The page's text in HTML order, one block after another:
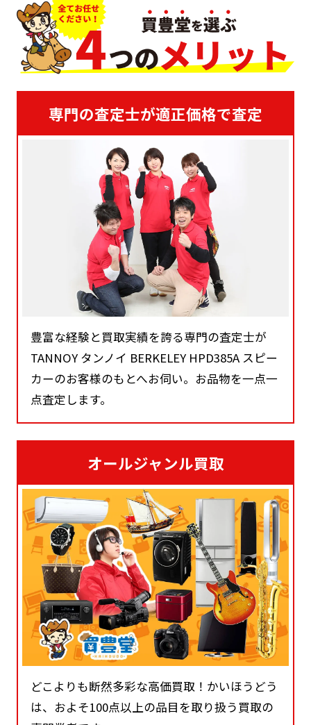
専門の査定士が適正価格で査定
豊富な経験と買取実績を誇る専門の査定士が
TANNOY タンノイ BERKELEY HPD385A スピー
カーのお客様のもとへお伺い。お品物を一点一
点査定します。
オールジャンル買取
どこよりも断然多彩な高価買取！かいほうどう
は、およそ100点以上の品目を取り扱う買取の